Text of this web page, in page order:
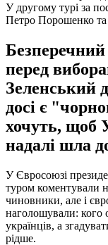
У другому турі за
Петро Порошенко
Безперечний
перед
Зеленський
досі є
хочуть, щоб
надалі шла
У Євросоюзі
туром коментували
чиновники, але і
наголошували: кого
українців, а
рідше.